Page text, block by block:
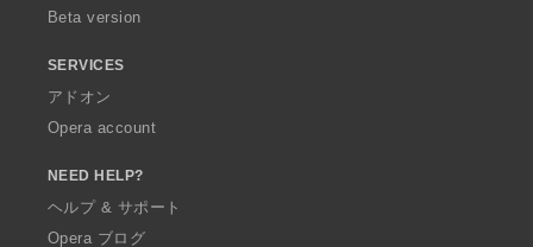
Beta version
SERVICES
アドオン
Opera account
NEED HELP?
ヘルプ & サポート
Opera ブログ